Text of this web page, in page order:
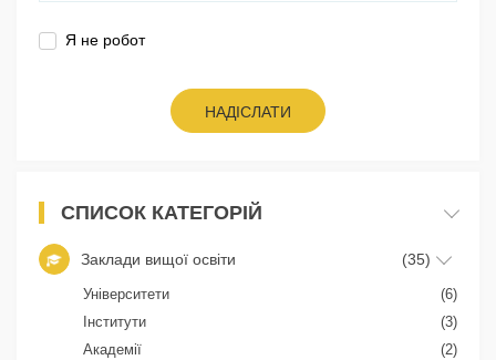
Я не робот
НАДІСЛАТИ
СПИСОК КАТЕГОРІЙ
Заклади вищої освіти (35)
Університети
(6)
Інститути
(3)
Академії
(2)